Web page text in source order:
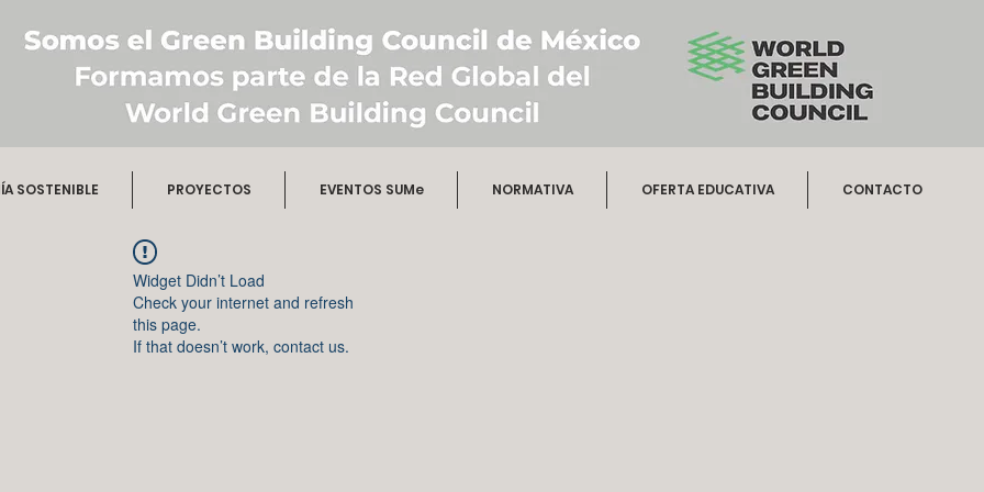
SOSTENIBLE PROYECTOS EVENTOS SUMe NORMATIVA OFERTA EDUCATIVA CONTACTO
Widget Didn’t Load
Check your internet and refresh
this page.
If that doesn’t work, contact us.